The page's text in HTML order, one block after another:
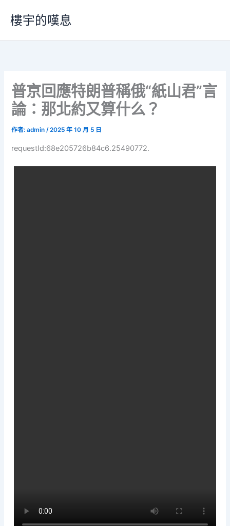
要
樓宇的嘆息
普京回應特朗普稱俄“紙山君”言
論：那北約又算什么？
作者:admin/2025 年 10 月 5 日
requestId:68e205726b84c6.25490772.